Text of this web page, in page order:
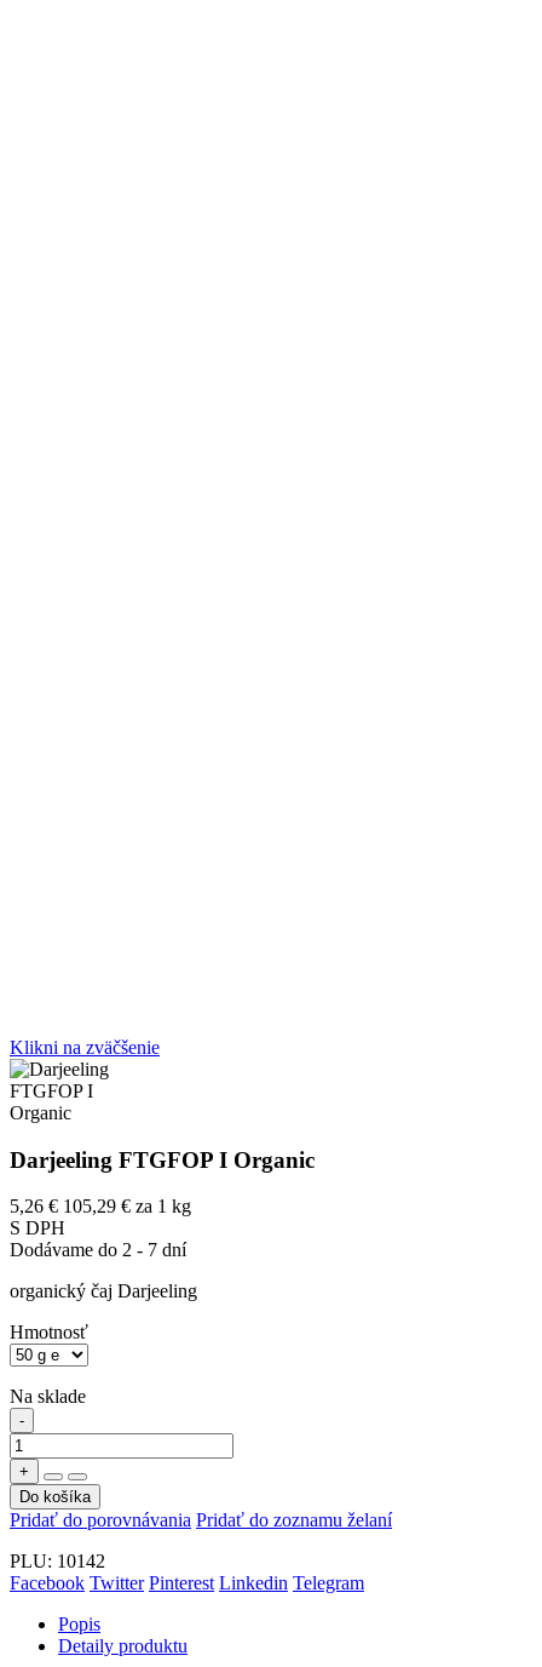
Klikni na zväčšenie
Darjeeling FTGFOP I Organic
5,26 € 105,29 € za 1 kg
S DPH
Dodávame do 2 - 7 dní
organický čaj Darjeeling
Hmotnosť
Na sklade
-
+
Do košíka
Pridať do porovnávania Pridať do zoznamu želaní
PLU: 10142
Facebook Twitter Pinterest Linkedin Telegram
Popis
Detaily produktu